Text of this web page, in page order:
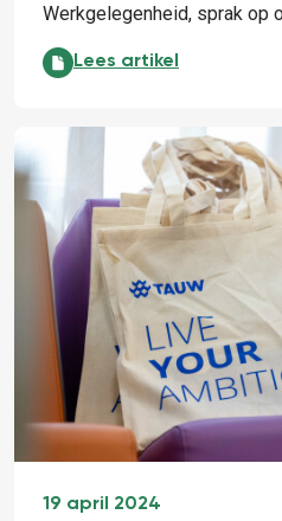
Werkgelegenheid, sprak op
Een veerkrachtige
Lees artikel
19 april 2024